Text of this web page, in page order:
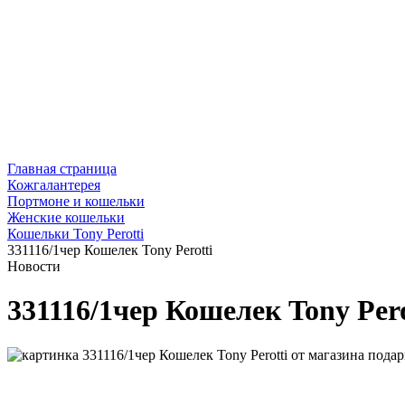
Главная страница
Кожгалантерея
Портмоне и кошельки
Женские кошельки
Кошельки Tony Perotti
331116/1чер Кошелек Tony Perotti
Новости
331116/1чер Кошелек Tony